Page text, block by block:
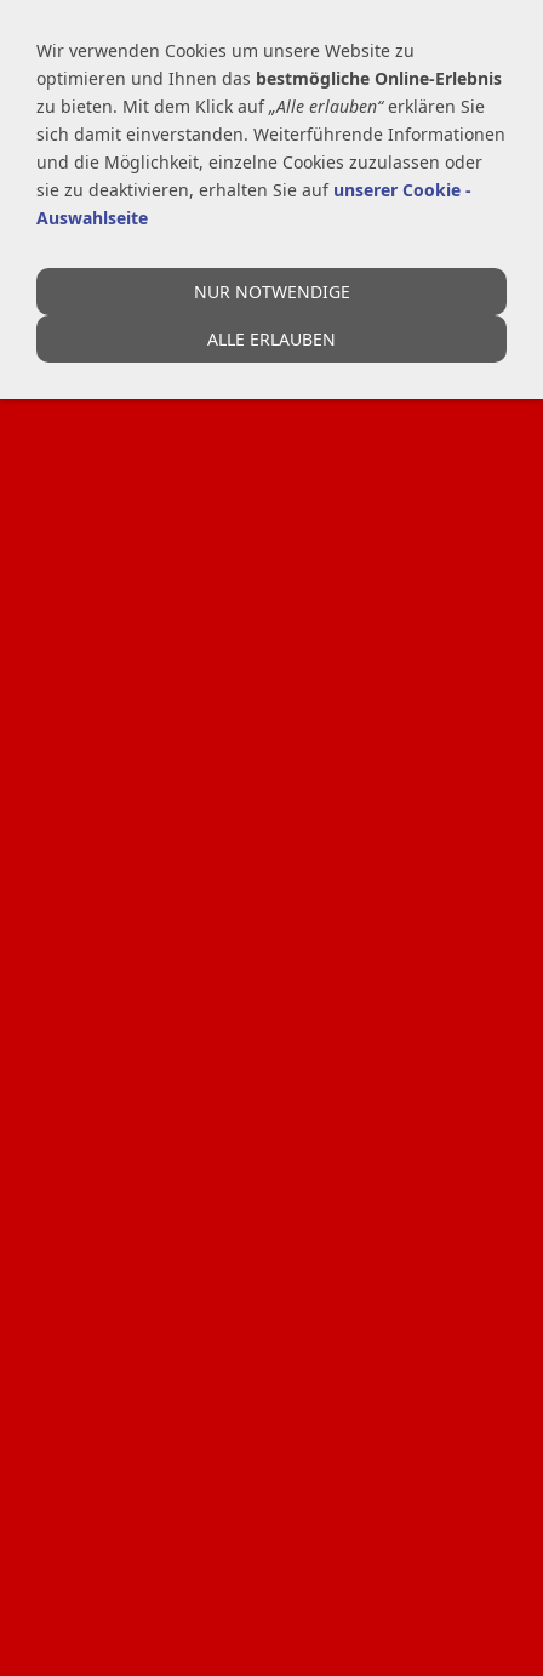
NAVIGATION EINBLENDEN
Wir verwenden Cookies um unsere Website zu
optimieren und Ihnen das bestmögliche Online-Erlebnis
zu bieten. Mit dem Klick auf„Alle erlauben“erklären Sie
sich damit einverstanden. Weiterführende Informationen
und die Möglichkeit, einzelne Cookies zuzulassen oder
sie zu deaktivieren, erhalten Sie auf unserer Cookie -
Auswahlseite
NUR NOTWENDIGE
ALLE ERLAUBEN